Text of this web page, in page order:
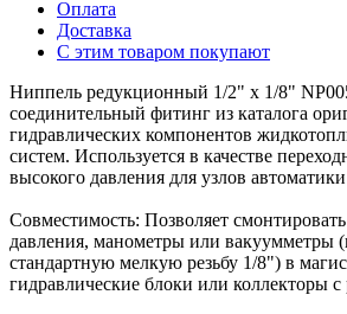
Оплата
Доставка
С этим товаром покупают
Ниппель редукционный 1/2" х 1/8"
соединительный фитинг из каталога
гидравлических компонентов
систем. Используется в качестве
высокого давления для узлов
Совместимость: Позволяет
давления, манометры или вакуумметры
стандартную мелкую резьбу 1/8") в
гидравлические блоки или коллекторы с